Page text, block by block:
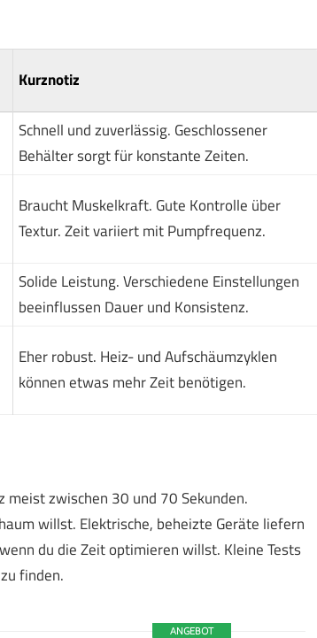
Kurznotiz
Schnell und zuverlässig. Geschlossener
Behälter sorgt für konstante Zeiten.
Braucht Muskelkraft. Gute Kontrolle über
Textur. Zeit variiert mit Pumpfrequenz.
Solide Leistung. Verschiedene Einstellungen
beeinflussen Dauer und Konsistenz.
Eher robust. Heiz- und Aufschäumzyklen
können etwas mehr Zeit benötigen.
zwischen 30 und 70 Sekunden.
willst. Elektrische, beheizte Geräte liefern
du die Zeit optimieren willst. Kleine Tests
finden.
ANGEBOT